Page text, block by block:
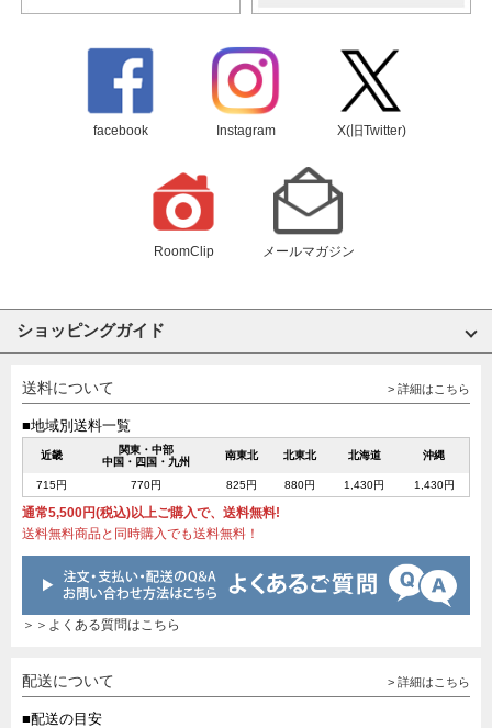
facebook Instagram X(旧Twitter)
RoomClip メールマガジン
ショッピングガイド
送料について > 詳細はこちら
■地域別送料一覧
近畿
関東・中部
中国・四国・九州
南東北 北東北 北海道 沖縄
715円 770円 825円 880円 1,430円 1,430円
通常5,500円(税込)以上ご購入で、送料無料!
送料無料商品と同時購入でも送料無料！
＞＞よくある質問はこちら
配送について > 詳細はこちら
■配送の目安